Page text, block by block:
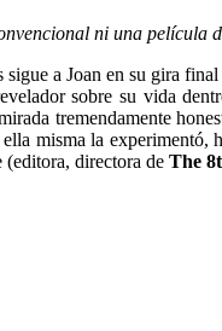
ni una película
a Joan en su gira
sobre su vida
tremendamente
misma la experimentó,
directora de The